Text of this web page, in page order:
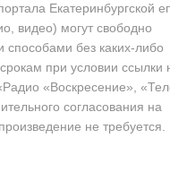
Екатеринбургской
видео) могут свободно
без каких-либо
при условии ссылки
«Воскресение»,
согласования на
не требуется.